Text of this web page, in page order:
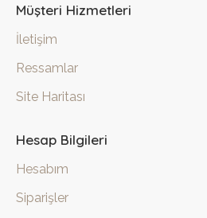
Müşteri Hizmetleri
İletişim
Ressamlar
Site Haritası
Hesap Bilgileri
Hesabım
Siparişler